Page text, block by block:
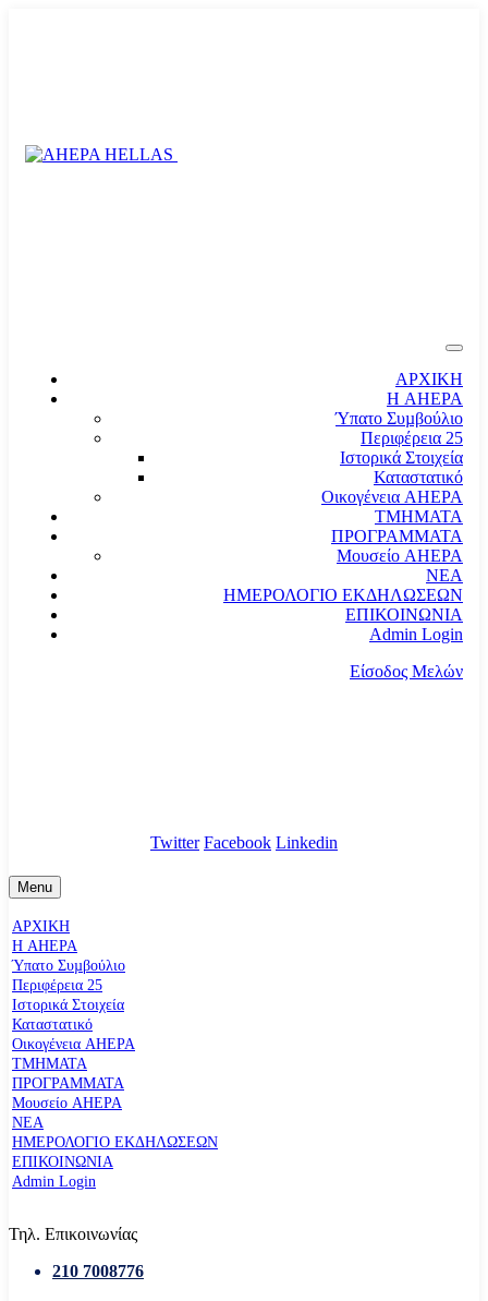
ΑΡΧΙΚΗ
Η AHEPA
Ύπατο Συµβούλιο
Περιφέρεια 25
Ιστορικά Στοιχεία
Καταστατικό
Οικογένεια AHEPA
ΤΜΗΜΑΤΑ
ΠΡΟΓΡΑΜΜΑΤΑ
Μουσείο AHEPA
ΝΕΑ
ΗΜΕΡΟΛΟΓΙΟ ΕΚΔΗΛΩΣΕΩΝ
ΕΠΙΚΟΙΝΩΝΙΑ
Admin Login
Είσοδος Μελών
Twitter Facebook Linkedin
Menu
ΑΡΧΙΚΗ
Η AHEPA
Ύπατο Συµβούλιο
Περιφέρεια 25
Ιστορικά Στοιχεία
Καταστατικό
Οικογένεια AHEPA
ΤΜΗΜΑΤΑ
ΠΡΟΓΡΑΜΜΑΤΑ
Μουσείο AHEPA
ΝΕΑ
ΗΜΕΡΟΛΟΓΙΟ ΕΚΔΗΛΩΣΕΩΝ
ΕΠΙΚΟΙΝΩΝΙΑ
Admin Login
Τηλ. Επικοινωνίας
210 7008776